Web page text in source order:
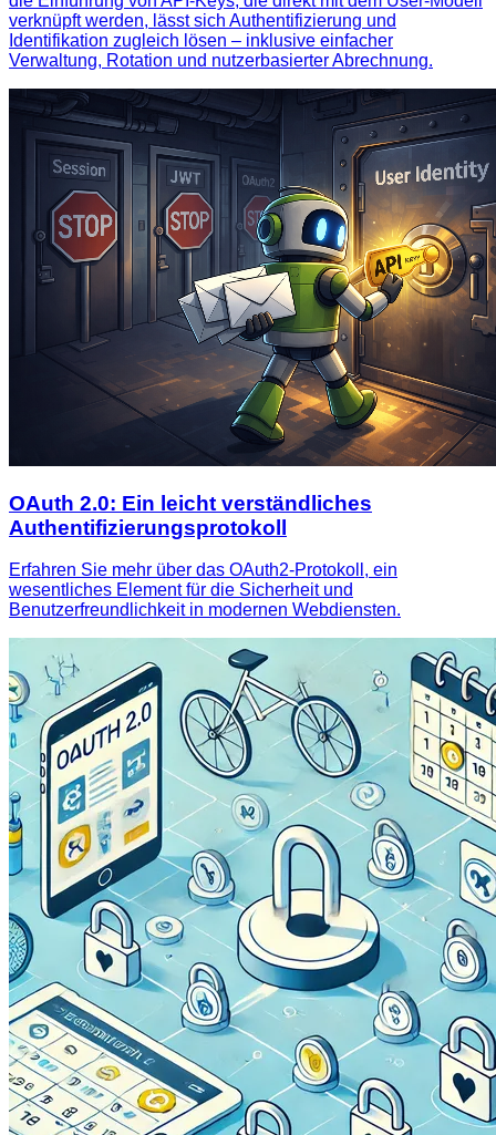
verknüpft werden, lässt sich Authentifizierung und
Identifikation zugleich lösen – inklusive einfacher
Verwaltung, Rotation und nutzerbasierter Abrechnung.
OAuth 2.0: Ein leicht verständliches
Authentifizierungsprotokoll
Erfahren Sie mehr über das OAuth2-Protokoll, ein
wesentliches Element für die Sicherheit und
Benutzerfreundlichkeit in modernen Webdiensten.